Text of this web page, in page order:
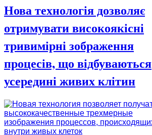
Нова технологія дозволяє
отримувати високоякісні
тривимірні зображення
процесів, що відбуваються
усередині живих клітин